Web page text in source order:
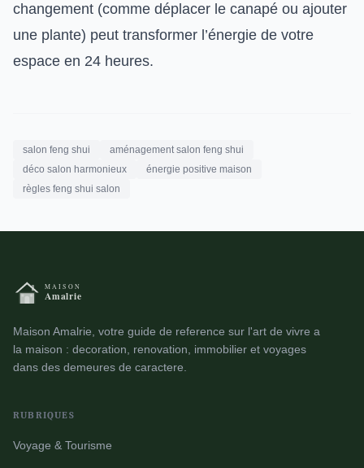
changement (comme déplacer le canapé ou ajouter
une plante) peut transformer l’énergie de votre
espace en 24 heures.
salon feng shui
aménagement salon feng shui
déco salon harmonieux
énergie positive maison
règles feng shui salon
Maison Amalrie, votre guide de reference sur l'art de vivre a
la maison : decoration, renovation, immobilier et voyages
dans des demeures de caractere.
RUBRIQUES
Voyage & Tourisme